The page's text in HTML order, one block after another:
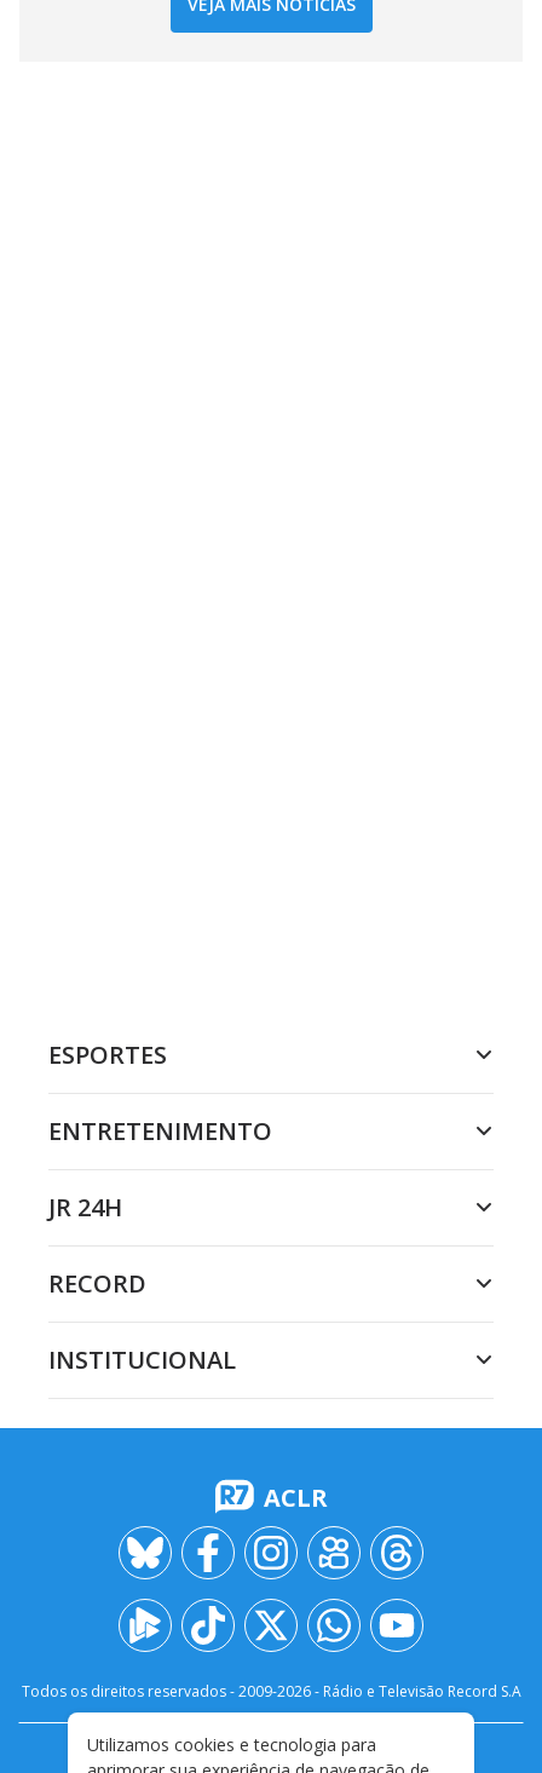
ESPORTES
ENTRETENIMENTO
JR 24H
RECORD
INSTITUCIONAL
ACLR
Todos os direitos reservados - 2009-2026- Rádio e Televisão Record S.A
FALE CONOSCO PRIVACIDADE
Utilizamos cookies e tecnologia para